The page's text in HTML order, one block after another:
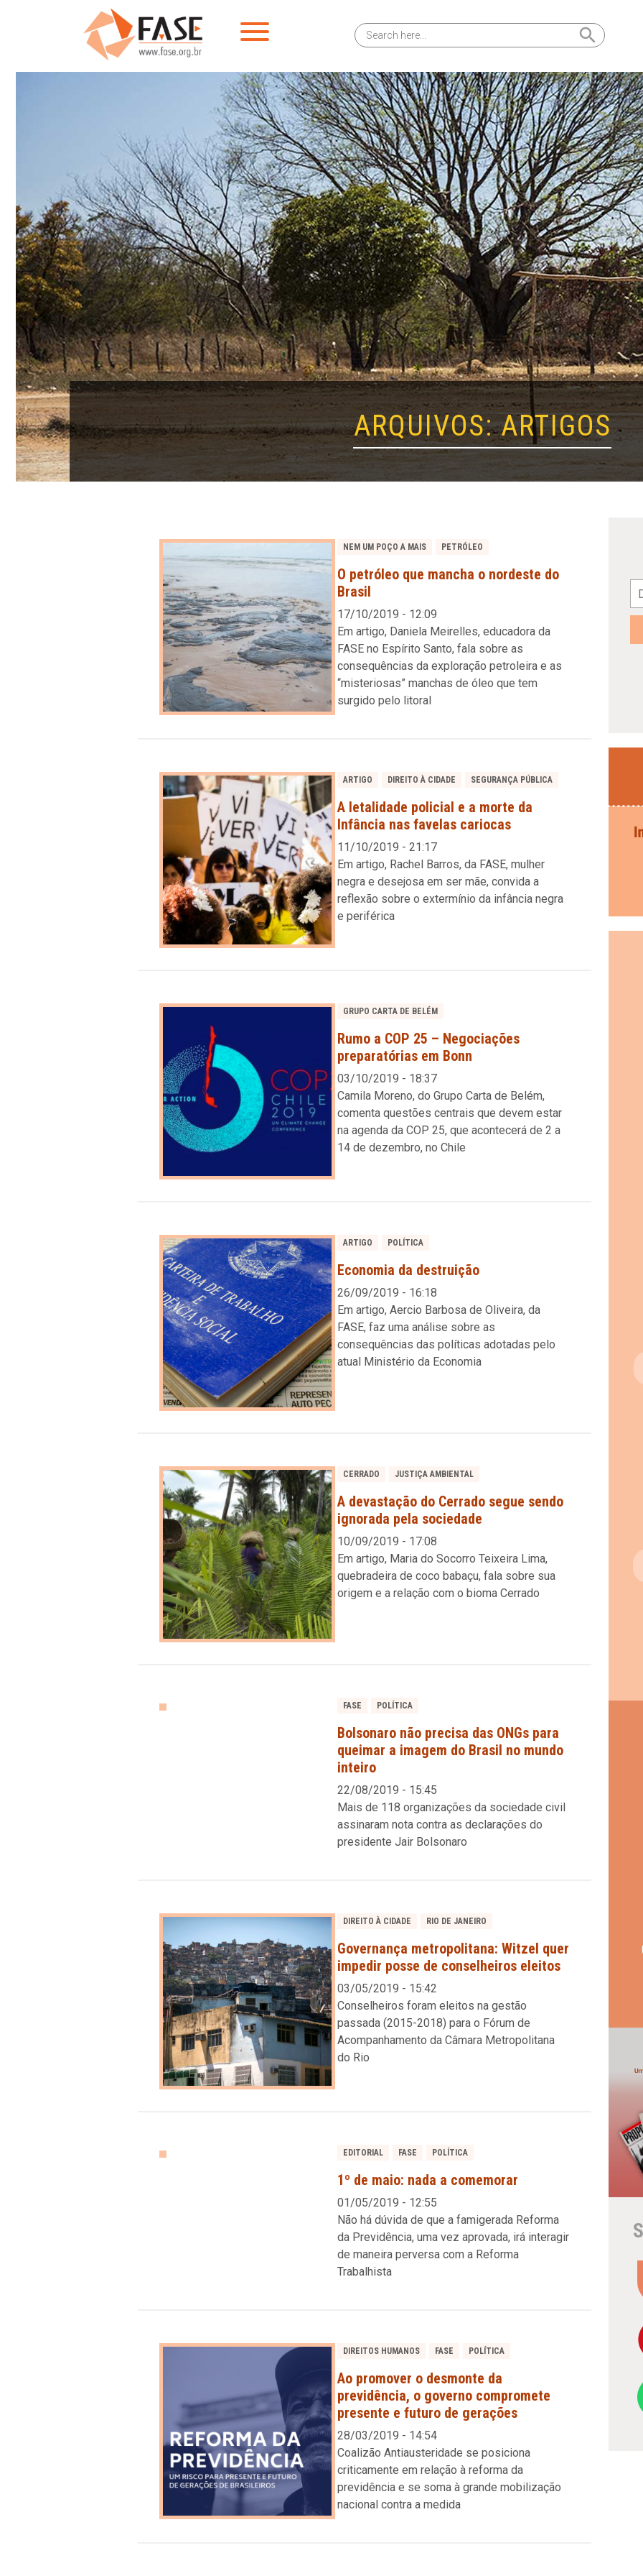
Search
for:
Search Button
ARQUIVOS:ARTIGOS
NEM UM POÇO A MAIS PETRÓLEO
O petróleo que mancha o nordeste do
Brasil
17/10/2019 - 12:09
Em artigo, Daniela Meirelles, educadora da
FASE no Espírito Santo, fala sobre as
consequências da exploração petroleira e as
“misteriosas” manchas de óleo que tem
surgido pelo litoral
ARTIGO DIREITO À CIDADE SEGURANÇA PÚBLICA
A letalidade policial e a morte da
Infância nas favelas cariocas
11/10/2019 - 21:17
Em artigo, Rachel Barros, da FASE, mulher
negra e desejosa em ser mãe, convida a
reflexão sobre o extermínio da infância negra
e periférica
GRUPO CARTA DE BELÉM
Rumo a COP 25 – Negociações
preparatórias em Bonn
03/10/2019 - 18:37
Camila Moreno, do Grupo Carta de Belém,
comenta questões centrais que devem estar
na agenda da COP 25, que acontecerá de 2 a
14 de dezembro, no Chile
ARTIGO POLÍTICA
Economia da destruição
26/09/2019 - 16:18
Em artigo, Aercio Barbosa de Oliveira, da
FASE, faz uma análise sobre as
consequências das políticas adotadas pelo
atual Ministério da Economia
CERRADO JUSTIÇA AMBIENTAL
A devastação do Cerrado segue sendo
ignorada pela sociedade
10/09/2019 - 17:08
Em artigo, Maria do Socorro Teixeira Lima,
quebradeira de coco babaçu, fala sobre sua
origem e a relação com o bioma Cerrado
FASE POLÍTICA
Bolsonaro não precisa das ONGs para
queimar a imagem do Brasil no mundo
inteiro
22/08/2019 - 15:45
Mais de 118 organizações da sociedade civil
assinaram nota contra as declarações do
presidente Jair Bolsonaro
DIREITO À CIDADE RIO DE JANEIRO
Governança metropolitana: Witzel quer
impedir posse de conselheiros eleitos
03/05/2019 - 15:42
Conselheiros foram eleitos na gestão
passada (2015-2018) para o Fórum de
Acompanhamento da Câmara Metropolitana
do Rio
EDITORIAL FASE POLÍTICA
1º de maio: nada a comemorar
01/05/2019 - 12:55
Não há dúvida de que a famigerada Reforma
da Previdência, uma vez aprovada, irá interagir
de maneira perversa com a Reforma
Trabalhista
DIREITOS HUMANOS FASE POLÍTICA
Ao promover o desmonte da
previdência, o governo compromete
presente e futuro de gerações
28/03/2019 - 14:54
Coalizão Antiausteridade se posiciona
criticamente em relação à reforma da
previdência e se soma à grande mobilização
nacional contra a medida